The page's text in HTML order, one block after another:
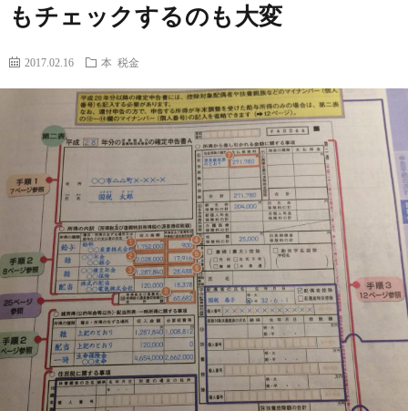
ー
ル
HP
マ
ガ
筆
セ
ミ
ー・
もチェックするのも大変
2017.02.16 本 税金